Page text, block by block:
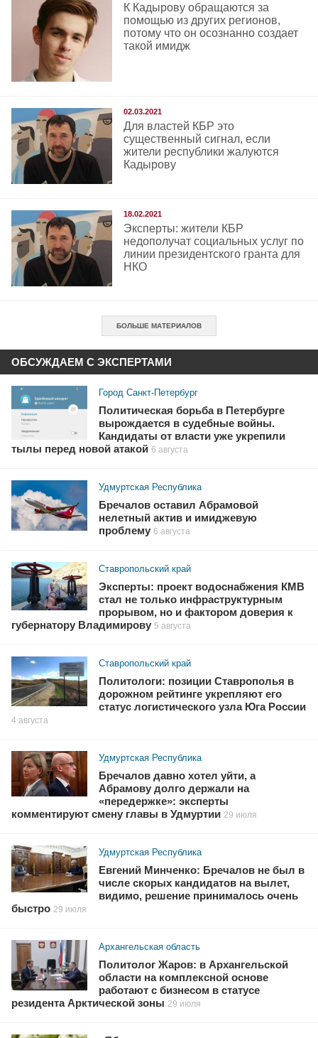
К Кадырову обращаются за
помощью из других регионов,
потому что он осознанно создает
такой имидж
02.03.2021
Для властей КБР это
существенный сигнал, если
жители республики жалуются
Кадырову
18.02.2021
Эксперты: жители КБР
недополучат социальных услуг по
линии президентского гранта для
НКО
БОЛЬШЕ МАТЕРИАЛОВ
ОБСУЖДАЕМ С ЭКСПЕРТАМИ
Город Санкт-Петербург
Политическая борьба в Петербурге
вырождается в судебные войны.
Кандидаты от власти уже укрепили
тылы перед новой атакой 6 августа
Удмуртская Республика
Бречалов оставил Абрамовой
нелетный актив и имиджевую
проблему 6 августа
Ставропольский край
Эксперты: проект водоснабжения КМВ
стал не только инфраструктурным
прорывом, но и фактором доверия к
губернатору Владимирову 5 августа
Ставропольский край
Политологи: позиции Ставрополья в
дорожном рейтинге укрепляют его
статус логистического узла Юга России
4 августа
Удмуртская Республика
Бречалов давно хотел уйти, а
Абрамову долго держали на
«передержке»: эксперты
комментируют смену главы в Удмуртии 29 июля
Удмуртская Республика
Евгений Минченко: Бречалов не был в
числе скорых кандидатов на вылет,
видимо, решение принималось очень
быстро 29 июля
Архангельская область
Политолог Жаров: в Архангельской
области на комплексной основе
работают с бизнесом в статусе
резидента Арктической зоны 29 июля